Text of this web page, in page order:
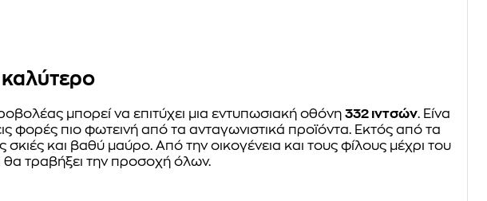
καλύτερο
μπορεί να επιτύχει μια εντυπωσιακή οθόνη 332 ιντσών. Είναι
φορές πιο φωτεινή από τα ανταγωνιστικά προϊόντα. Εκτός από τα
και βαθύ μαύρο. Από την οικογένεια και τους φίλους μέχρι τους
θα τραβήξει την προσοχή όλων.